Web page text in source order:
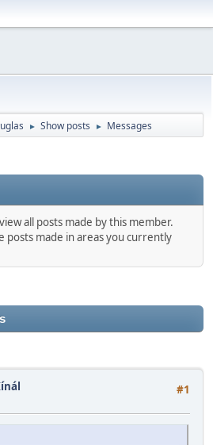
► Show posts ► Messages
all posts made by this member.
posts made in areas you currently
#1